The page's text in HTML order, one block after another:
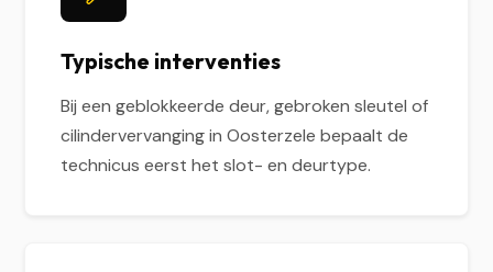
Typische interventies
Bij een geblokkeerde deur, gebroken sleutel of
cilindervervanging in Oosterzele bepaalt de
technicus eerst het slot- en deurtype.